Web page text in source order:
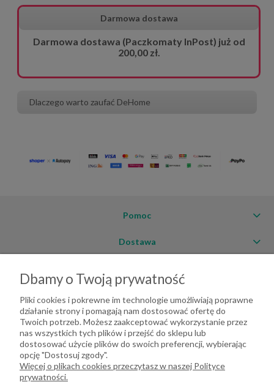
Darmowa dostawa
Darmowa dostawa (Paczkomaty InPost) już od
200,00 zł.
Dlaczego warto zaufać DeHome
Pomoc
Dostawa
Dbamy o Twoją prywatność
Pliki cookies i pokrewne im technologie umożliwiają poprawne
działanie strony i pomagają nam dostosować ofertę do
Twoich potrzeb. Możesz zaakceptować wykorzystanie przez
nas wszystkich tych plików i przejść do sklepu lub
dostosować użycie plików do swoich preferencji, wybierając
opcję "Dostosuj zgody".
Więcej o plikach cookies przeczytasz w naszej Polityce
prywatności.